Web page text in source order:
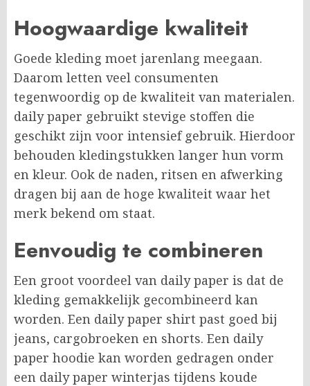
Hoogwaardige kwaliteit
Goede kleding moet jarenlang meegaan.
Daarom letten veel consumenten
tegenwoordig op de kwaliteit van materialen.
daily paper gebruikt stevige stoffen die
geschikt zijn voor intensief gebruik. Hierdoor
behouden kledingstukken langer hun vorm
en kleur. Ook de naden, ritsen en afwerking
dragen bij aan de hoge kwaliteit waar het
merk bekend om staat.
Eenvoudig te combineren
Een groot voordeel van daily paper is dat de
kleding gemakkelijk gecombineerd kan
worden. Een daily paper shirt past goed bij
jeans, cargobroeken en shorts. Een daily
paper hoodie kan worden gedragen onder
een daily paper winterjas tijdens koude